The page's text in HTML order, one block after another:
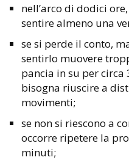
nell’arco di dodici
sentire almeno una
se si perde il conto,
sentirlo muovere
pancia in su per
bisogna riuscire a
movimenti;
se non si riescono a
occorre ripetere la
minuti;